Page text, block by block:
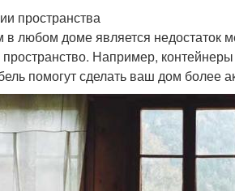
пространства
любом доме является недостаток
пространство. Например,
помогут сделать ваш дом более